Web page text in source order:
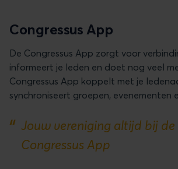
Congressus App
De Congressus App zorgt voor
informeert je leden en doet nog veel
Congressus App koppelt met je
synchroniseert groepen, evenementen
Jouw vereniging altijd bij
Congressus App